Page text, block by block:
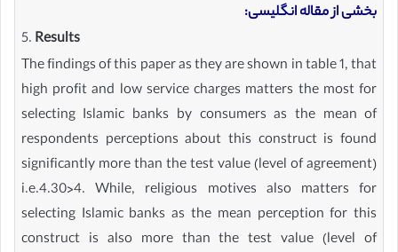
بخشی از مقاله انگلیسی:
5. Results
The findings of this paper as they are shown in table 1, that
high profit and low service charges matters the most for
selecting Islamic banks by consumers as the mean of
respondents perceptions about this construct is found
significantly more than the test value (level of agreement)
i.e.4.30>4. While, religious motives also matters for
selecting Islamic banks as the mean perception for this
construct is also more than the test value (level of